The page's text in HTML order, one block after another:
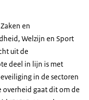
en
Welzijn en Sport
uit de
deel in lijn is met
in de sectoren
overheid gaat dit om de